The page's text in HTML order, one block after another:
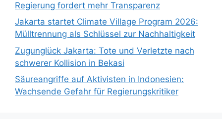
Regierung fordert mehr Transparenz
Jakarta startet Climate Village Program 2026:
Mülltrennung als Schlüssel zur Nachhaltigkeit
Zugunglück Jakarta: Tote und Verletzte nach
schwerer Kollision in Bekasi
Säureangriffe auf Aktivisten in Indonesien:
Wachsende Gefahr für Regierungskritiker